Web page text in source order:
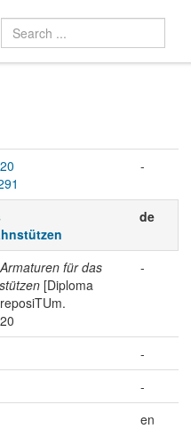
-
de
für das
[Diploma
-
-
-
en